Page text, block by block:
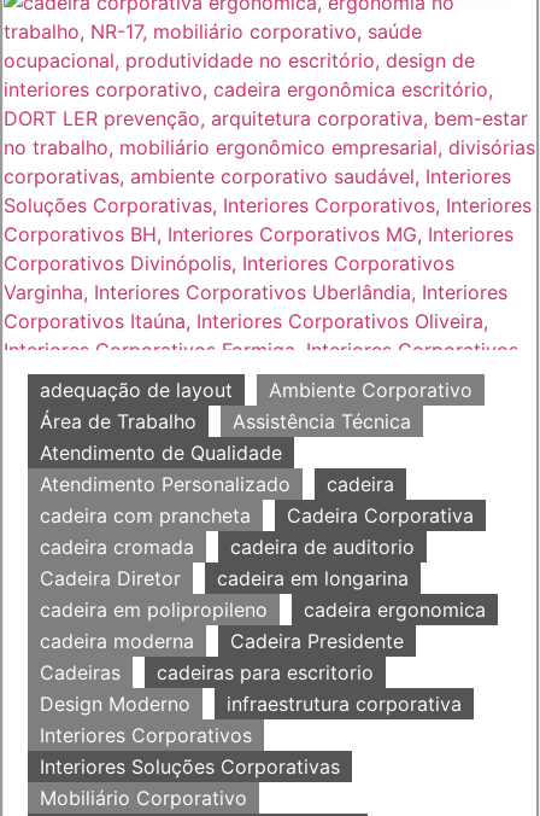
adequação de layout
Ambiente Corporativo
Área de Trabalho
Assistência Técnica
Atendimento de Qualidade
Atendimento Personalizado
cadeira
cadeira com prancheta
Cadeira Corporativa
cadeira cromada
cadeira de auditorio
Cadeira Diretor
cadeira em longarina
cadeira em polipropileno
cadeira ergonomica
cadeira moderna
Cadeira Presidente
Cadeiras
cadeiras para escritorio
Design Moderno
infraestrutura corporativa
Interiores Corporativos
Interiores Soluções Corporativas
Mobiliário Corporativo